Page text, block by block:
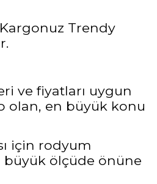
Trendy
ve fiyatları uygun
olan, en büyük konu
için rodyum
büyük ölçüde önüne